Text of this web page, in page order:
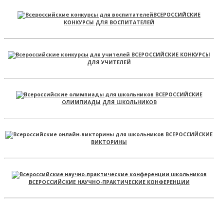
ВСЕРОССИЙСКИЕ
КОНКУРСЫ ДЛЯ ВОСПИТАТЕЛЕЙ
ВСЕРОССИЙСКИЕ КОНКУРСЫ
ДЛЯ УЧИТЕЛЕЙ
ВСЕРОССИЙСКИЕ
ОЛИМПИАДЫ ДЛЯ ШКОЛЬНИКОВ
ВСЕРОССИЙСКИЕ
ВИКТОРИНЫ
ВСЕРОССИЙСКИЕ НАУЧНО-ПРАКТИЧЕСКИЕ КОНФЕРЕНЦИИ